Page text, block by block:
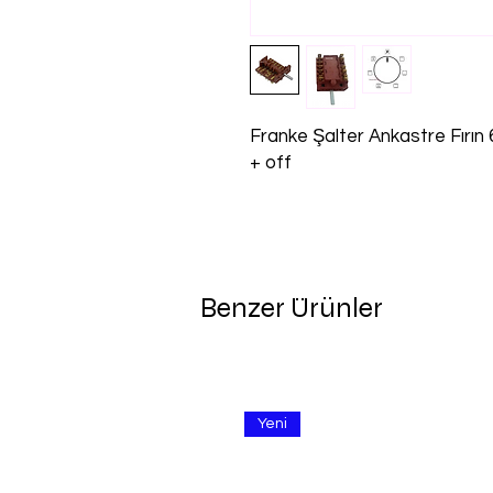
Franke Şalter Ankastre
+ off
Benzer Ürünler
Yeni